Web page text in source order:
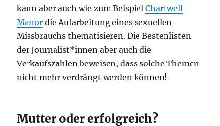
kann aber auch wie zum BeispielChartwell
Manor die Aufarbeitung eines sexuellen
Missbrauchs thematisieren. Die Bestenlisten
der Journalist*innen aber auch die
Verkaufszahlen beweisen, dass solche Themen
nicht mehr verdrängt werden können!
Mutter oder erfolgreich?